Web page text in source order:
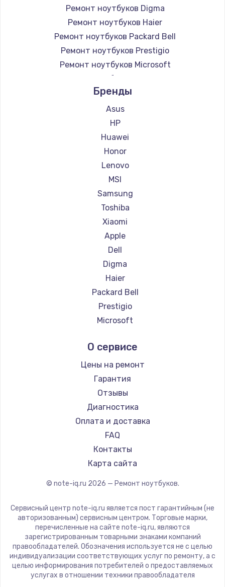
Ремонт ноутбуков Digma
Ремонт ноутбуков Haier
Ремонт ноутбуков Packard Bell
Ремонт ноутбуков Prestigio
Ремонт ноутбуков Microsoft
Ремонт ноутбуков Alienware
Ремонт ноутбуков Aquarius
Ремонт ноутбуков Gigabyte
Ремонт ноутбуков Aorus
Ремонт ноутбуков Maibenben
Ремонт ноутбуков Getac
Ремонт ноутбуков Epson
Ремонт ноутбуков Philips
Ремонт ноутбуков LG
Ремонт ноутбуков Panasonic
Ремонт ноутбуков Irbis
Ремонт ноутбуков Thunderobot
Ремонт ноутбуков Hasee
Ремонт ноутбуков ZTE
Ремонт ноутбуков Hiper
Ремонт ноутбуков Evga
Ремонт ноутбуков Google
Ремонт ноутбуков Echips
Ремонт ноутбуков Predator
Ремонт ноутбуков iru
Ремонт ноутбуков Machenike
Ремонт ноутбуков DEXP
Ремонт ноутбуков Teclast
Ремонт ноутбуков CHUWI
Ремонт ноутбуков Colorful
Бренды
Asus
HP
Huawei
Honor
Lenovo
MSI
Samsung
Toshiba
Xiaomi
Apple
Dell
Digma
Haier
Packard Bell
Prestigio
Microsoft
Aquarius
Gigabyte
Aorus
Maibenben
Getac
Epson
Philips
LG
Panasonic
ZTE
Hiper
Evga
Google
Echips
О сервисе
Цены на ремонт
Гарантия
Отзывы
Диагностика
Оплата и доставка
FAQ
Контакты
Карта сайта
© note-iq.ru 2026 — Ремонт ноутбуков.
Сервисный центр note-iq.ru является пост гарантийным (не
авторизованным) сервисным центром. Торговые марки,
перечисленные на сайте note-iq.ru, являются
зарегистрированным товарными знаками компаний
правообладателей. Обозначения используется не с целью
индивидуализации соответствующих услуг по ремонту, а с
целью информирования потребителей о предоставляемых
услугах в отношении техники правообладателя